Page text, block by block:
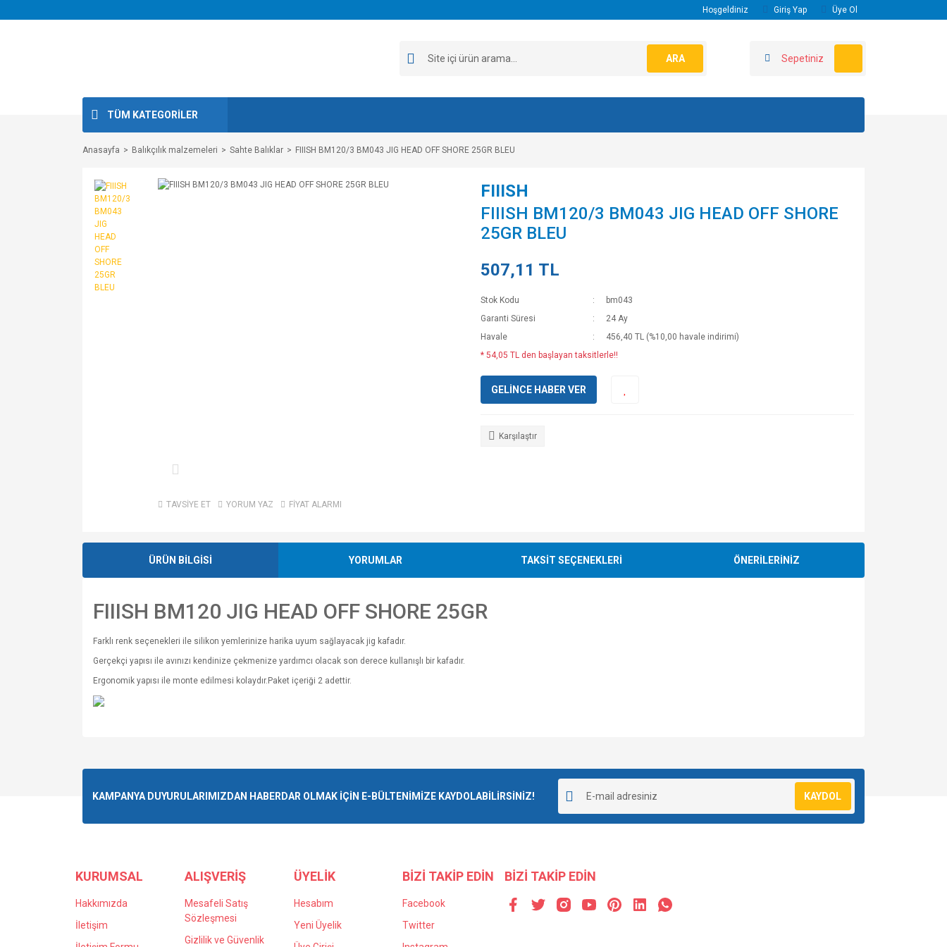
Hoşgeldiniz Giriş Yap Üye Ol
ARA Sepetiniz
TÜM KATEGORİLER
Anasayfa Balıkçılık malzemeleri Sahte Balıklar FIIISH BM120/3 BM043 JIG HEAD OFF SHORE 25GR BLEU
TAVSİYE ET YORUM YAZ FİYAT ALARMI
FIIISH
FIIISH BM120/3 BM043 JIG HEAD OFF SHORE
25GR BLEU
507,11 TL
Stok Kodu
bm043
Garanti Süresi
24 Ay
Havale
456,40 TL (%10,00 havale indirimi)
* 54,05 TL den başlayan taksitlerle!!
GELİNCE HABER VER
Karşılaştır
ÜRÜN BİLGİSİ YORUMLAR TAKSİT SEÇENEKLERİ ÖNERİLERİNİZ
FIIISH BM120 JIG HEAD OFF SHORE 25GR
Farklı renk seçenekleri ile silikon yemlerinize harika uyum sağlayacak jig kafadır.
Gerçekçi yapısı ile avınızı kendinize çekmenize yardımcı olacak son derece kullanışlı bir kafadır.
Ergonomik yapısı ile monte edilmesi kolaydır.Paket içeriği 2 adettir.
Ürün resmi kalitesiz, bozuk veya görüntülenemiyor.
Bu ürüne benzer farklı alternatifler olmalı.
KAMPANYA DUYURULARIMIZDAN HABERDAR OLMAK İÇİN E-BÜLTENİMİZE KAYDOLABİLİRSİNİZ! KAYDOL
KURUMSAL
Hakkımızda
İletişim
ALIŞVERİŞ
Mesafeli Satış
Sözleşmesi
Gizlilik ve Güvenlik
ÜYELİK
Hesabım
Yeni Üyelik
BİZİ TAKİP EDİN
Facebook
Twitter
BİZİ TAKİP EDİN